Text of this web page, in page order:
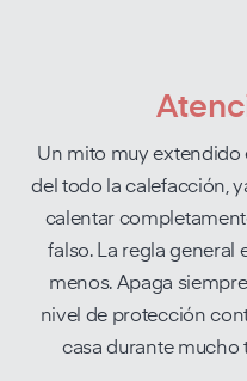
Un mito muy extendido
del todo la calefacción,
calentar
falso. La regla general
menos. Apaga
nivel de protección
casa durante mucho